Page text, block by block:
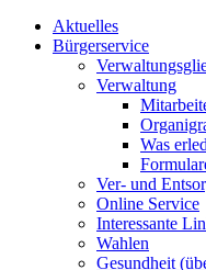
Aktuelles
Bürgerservice
Verwaltung
Was
Ver- und
Online Service
Interessante
Wahlen
Gesundheit